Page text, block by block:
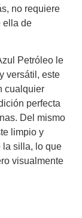
no requiere
ella de
Petróleo le
versátil, este
cualquier
perfecta
Del mismo
limpio y
la silla, lo que
visualmente